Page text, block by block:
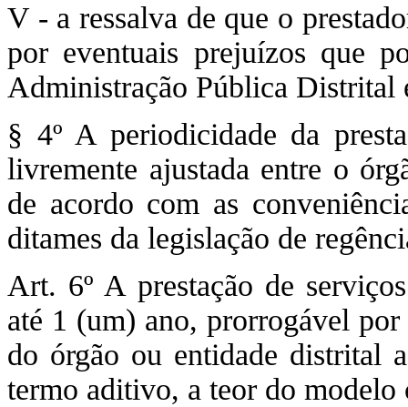
V - a ressalva de que o
por eventuais prejuízos que
Administração Pública Distrital
§ 4º A periodicidade da
livremente ajustada entre o
de acordo com as
ditames da legislação de
Art. 6º A prestação de
até 1 (um) ano, prorrogável
do órgão ou entidade distrital
termo aditivo, a teor do